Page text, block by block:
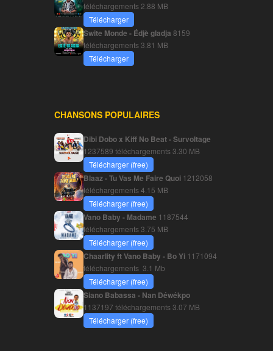
téléchargements 2.88 MB
Télécharger
Swite Monde - Édjè gladja 8159
téléchargements3.81 MB
Télécharger
CHANSONS POPULAIRES
Dibi Dobo x Kiff No Beat - Survoltage
1237589 téléchargements3.30 MB
Télécharger (free)
Blaaz - Tu Vas Me Faire Quoi 1212058
téléchargements4.15 MB
Télécharger (free)
Vano Baby - Madame 1187544
téléchargements3.75 MB
Télécharger (free)
Chaarlity ft Vano Baby - Bo Yi 1171094
téléchargements 3.1 Mb
Télécharger (free)
Siano Babassa - Nan Déwékpo
1137197 téléchargements3.07 MB
Télécharger (free)